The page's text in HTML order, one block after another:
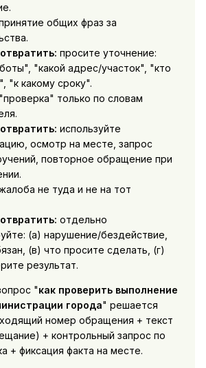
общих фраз за
просите уточнение:
"какой адрес/участок", "кто
"к какому сроку".
"проверка" только по словам
используйте
осмотр на месте, запрос
повторное обращение при
не туда и не на тот
отдельно
(а) нарушение/бездействие,
(в) что просите сделать, (г)
результат.
"как проверить выполнение
города" решается
номер обращения + текст
+ контрольный запрос по
+ фиксация факта на месте.